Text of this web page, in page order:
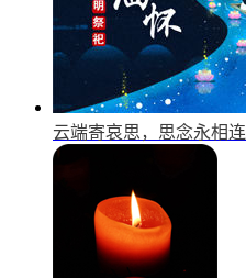
云端寄哀思，思念永相连